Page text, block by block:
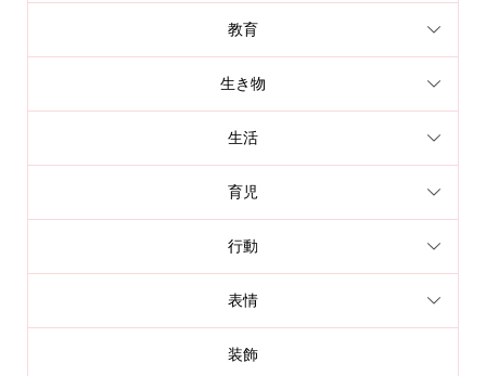
教育
生き物
生活
育児
行動
表情
装飾